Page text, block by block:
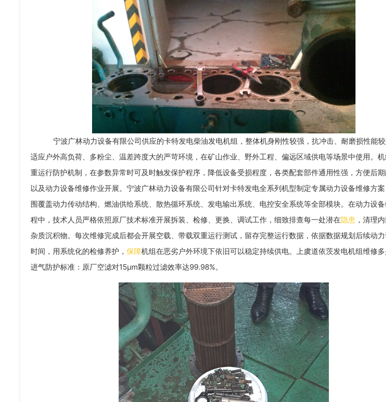
宁波广林动力设备有限公司供应的卡特发电柴油发电机组，整体机身刚性较强，抗冲击、耐磨损性能
适应户外高负荷、多粉尘、温差跨度大的严苛环境，在矿山作业、野外工程、偏远区域供电等场景中使用。
重运行防护机制，在参数异常时可及时触发保护程序，降低设备受损程度，各类配套部件通用性强，方便后
以及动力设备维修作业开展。宁波广林动力设备有限公司针对卡特发电全系列机型制定专属动力设备维修方
围覆盖动力传动结构、燃油供给系统、散热循环系统、发电输出系统、电控安全系统等全部模块。在动力设
程中，技术人员严格依照原厂技术标准开展拆装、检修、更换、调试工作，细致排查每一处潜在隐患 ，清理
杂质沉积物。每次维修完成后都会开展空载、带载双重运行测试，留存完整运行数据，依据数据规划后续动
时间，用系统化的检修养护， 保障机组在恶劣户外环境下依旧可以稳定持续供电。上虞道依茨发电机组维修
进气防护标准：原厂空滤对15μm颗粒过滤效率达99.98%。